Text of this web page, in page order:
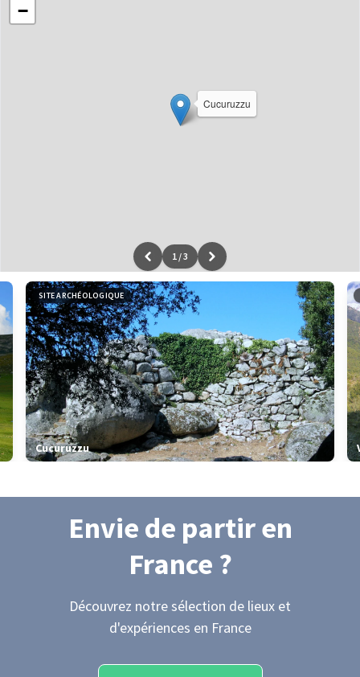
Cucuruzzu
−
Leaflet|données ©OpenStreetMap/ODbL - renduOSM France
1 /3
SITE ARCHÉOLOGIQUE
Cucuruzzu
Envie de partiren
France ?
Découvrez notre sélection de lieux et
d'expériences en France